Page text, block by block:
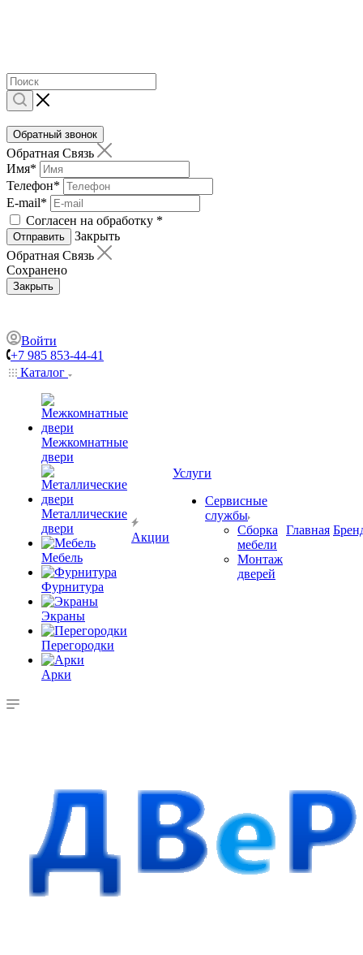
Обратный звонок
Обратная Связь
Имя*
Телефон*
E-mail*
Согласен на обработку *
Отправить
Закрыть
Обратная Связь
Сохранено
Закрыть
Войти
+7 985 853-44-41
Каталог
Межкомнатные
двери
Металлические
двери
Мебель
Фурнитура
Экраны
Перегородки
Арки
Акции
Услуги
Сервисные
службы
Сборка
мебели
Монтаж
дверей
Главная